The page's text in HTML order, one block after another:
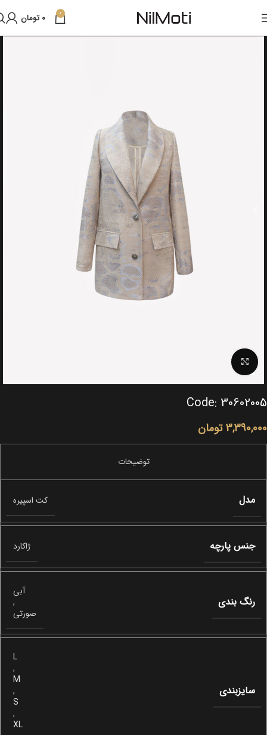
0
0 تومان
Click to enlarge
Code: 30602005
3,390,000 تومان
مدل کت اسپیره
جنس پارچه ژاکارد
رنگ بندی
آبی
,
صورتی
سایزبندی
L
,
M
,
S
,
XL